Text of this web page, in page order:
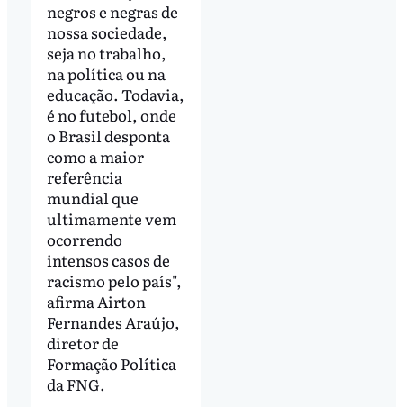
negros e negras de
nossa sociedade,
seja no trabalho,
na política ou na
educação. Todavia,
é no futebol, onde
o Brasil desponta
como a maior
referência
mundial que
ultimamente vem
ocorrendo
intensos casos de
racismo pelo país",
afirma Airton
Fernandes Araújo,
diretor de
Formação Política
da FNG.